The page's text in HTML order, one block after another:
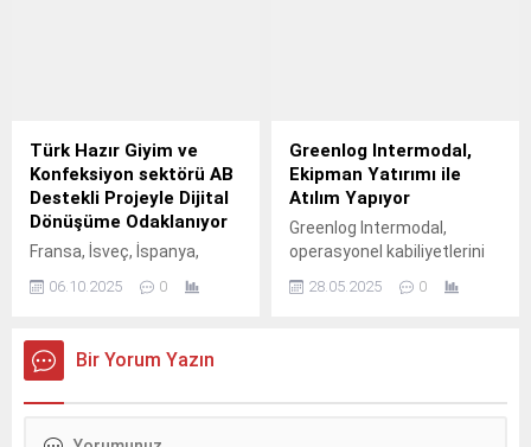
müşteri taleplerine daha
hızlı yanıt vermesini
sağlayacak.
Türk Hazır Giyim ve
Konfeksiyon sektörü AB
Destekli Projeyle Dijital
Dönüşüme Odaklanıyor
Fransa, İsveç, İspanya,
Türkiye; hazır giyim ve
‘döngüsel ve yenileyici
moda’ için yapay zekâ
TechStyle Erasmus+
06.10.2025 0
Greenlog Intermodal,
Ekipman Yatırımı ile
Atılım Yapıyor
Greenlog Intermodal,
operasyonel kabiliyetlerini
önemli yatırım kararı alarak
28.05.2025 0
Bir Yorum Yazın